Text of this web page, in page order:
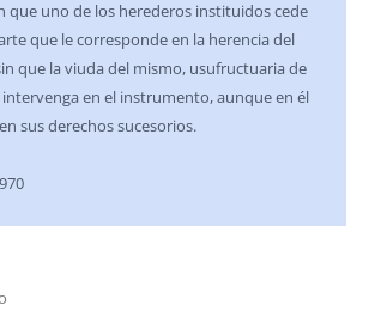
que uno de los herederos instituidos cede
que le corresponde en la herencia del
que la viuda del mismo, usufructuaria de
en el instrumento, aunque en él
sus derechos sucesorios.